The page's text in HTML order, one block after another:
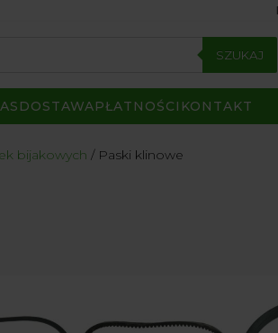
SZUKAJ
DOSTAWAPŁATNOŚCI KONTAKT
bijakowych / Paski klinowe